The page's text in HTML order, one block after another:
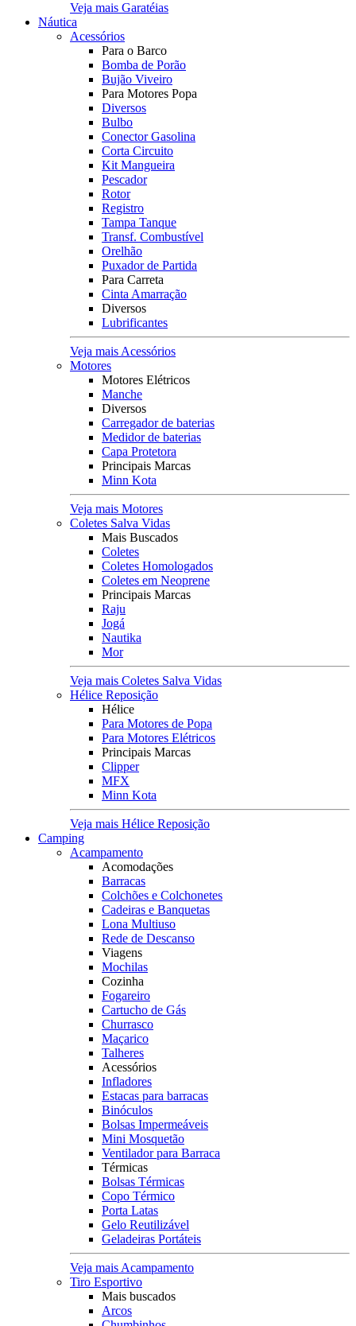
Veja mais Garatéias
Náutica
Acessórios
Para o Barco
Bomba de Porão
Bujão Viveiro
Para Motores Popa
Diversos
Bulbo
Conector Gasolina
Corta Circuito
Kit Mangueira
Pescador
Rotor
Registro
Tampa Tanque
Transf. Combustível
Orelhão
Puxador de Partida
Para Carreta
Cinta Amarração
Diversos
Lubrificantes
Veja mais Acessórios
Motores
Motores Elétricos
Manche
Diversos
Carregador de baterias
Medidor de baterias
Capa Protetora
Principais Marcas
Minn Kota
Veja mais Motores
Coletes Salva Vidas
Mais Buscados
Coletes
Coletes Homologados
Coletes em Neoprene
Principais Marcas
Raju
Jogá
Nautika
Mor
Veja mais Coletes Salva Vidas
Hélice Reposição
Hélice
Para Motores de Popa
Para Motores Elétricos
Principais Marcas
Clipper
MFX
Minn Kota
Veja mais Hélice Reposição
Camping
Acampamento
Acomodações
Barracas
Colchões e Colchonetes
Cadeiras e Banquetas
Lona Multiuso
Rede de Descanso
Viagens
Mochilas
Cozinha
Fogareiro
Cartucho de Gás
Churrasco
Maçarico
Talheres
Acessórios
Infladores
Estacas para barracas
Binóculos
Bolsas Impermeáveis
Mini Mosquetão
Ventilador para Barraca
Térmicas
Bolsas Térmicas
Copo Térmico
Porta Latas
Gelo Reutilizável
Geladeiras Portáteis
Veja mais Acampamento
Tiro Esportivo
Mais buscados
Arcos